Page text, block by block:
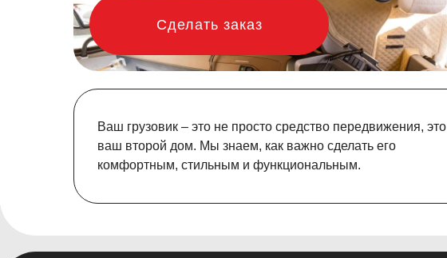
Сделать заказ
Ваш грузовик – это не просто средство передвижения, это
ваш второй дом. Мы знаем, как важно сделать его
комфортным, стильным и функциональным.